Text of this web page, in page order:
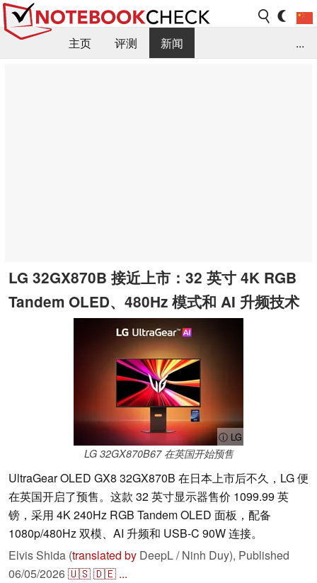
主页 评测
新闻
...
LG 32GX870B 接近上市：32 英寸 4K RGB
Tandem OLED、480Hz 模式和 AI 升频技术
ⓘ LG
LG 32GX870B67 在英国开始预售
UltraGear OLED GX8 32GX870B 在日本上市后不久，LG 便
在英国开启了预售。这款 32 英寸显示器售价 1099.99 英
镑，采用 4K 240Hz RGB Tandem OLED 面板，配备
1080p/480Hz 双模、AI 升频和 USB-C 90W 连接。
Elvis Shida (translated by DeepL / Ninh Duy), Published
06/05/2026🇺🇸🇩🇪 ...